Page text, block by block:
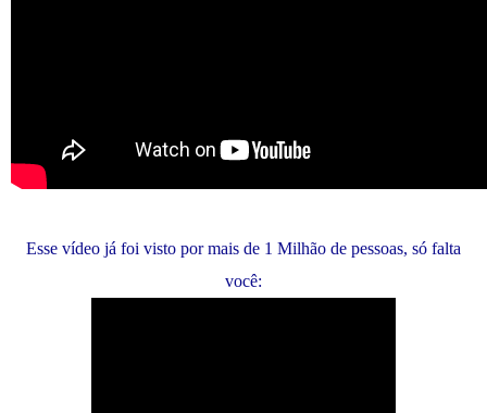
Esse vídeo já foi visto por mais de 1 Milhão de pessoas, só falta
você: